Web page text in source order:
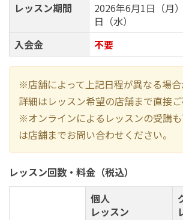
レッスン期間
2026年6月1日（月
日（水）
入会金
不要
※店舗によって上記日程が異なる場合
詳細はレッスン希望の店舗まで直接ご
※オンラインによるレッスンの受講
は店舗までお問い合わせください。
レッスン回数・料金（税込）
個人
レッスン